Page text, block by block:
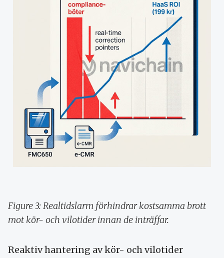
Figure 3: Realtidslarm förhindrar kostsamma brott
mot kör- och vilotider innan de inträffar.
Reaktiv hantering av kör- och vilotider